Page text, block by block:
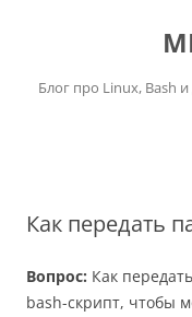
Блог про Linux, Bash
Как передать
Вопрос: Как
bash-скрипт, чтобы